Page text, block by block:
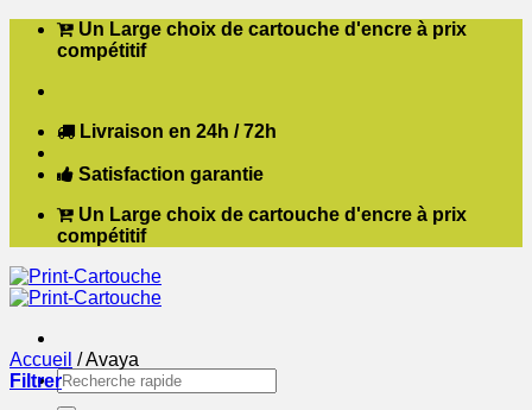
Passer Un Large choix de cartouche d'encre à prix
compétitif
Livraison en 24h / 72h
Satisfaction garantie
Un Large choix de cartouche d'encre à prix
compétitif
Recherche
pour :
Accueil /Avaya
Filtrer